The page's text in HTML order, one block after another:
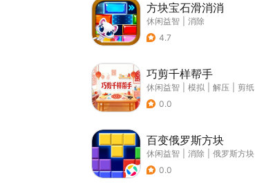
方块宝石滑消消
休闲益智
消除
4.7
巧剪千样帮手
休闲益智 模拟 解压
剪纸
0.0
百变俄罗斯方块
休闲益智 消除
俄罗斯方块
0.0